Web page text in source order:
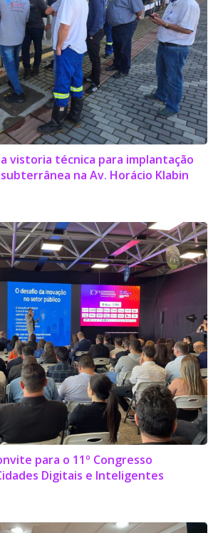
vistoria técnica para implantação
na Av. Horácio Klabin
para o 11º Congresso
Digitais e Inteligentes